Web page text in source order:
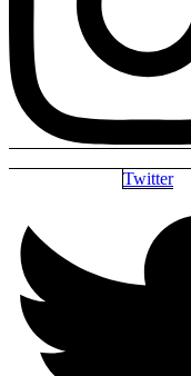
Twitter